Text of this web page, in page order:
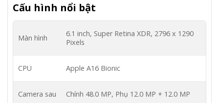
Cấu hình nổi bật
Màn hình
6.1 inch, Super Retina XDR, 2796 x 1290
Pixels
CPU Apple A16 Bionic
Camera sau Chính 48.0 MP, Phụ 12.0 MP + 12.0 MP